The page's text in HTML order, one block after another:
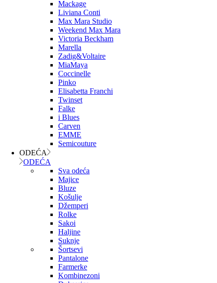
Mackage
Liviana Conti
Max Mara Studio
Weekend Max Mara
Victoria Beckham
Marella
Zadig&Voltaire
MiaMaya
Coccinelle
Pinko
Elisabetta Franchi
Twinset
Falke
i Blues
Carven
EMME
Semicouture
ODEĆA
ODEĆA
Sva odeća
Majice
Bluze
Košulje
Džemperi
Rolke
Sakoi
Haljine
Suknje
Šortsevi
Pantalone
Farmerke
Kombinezoni